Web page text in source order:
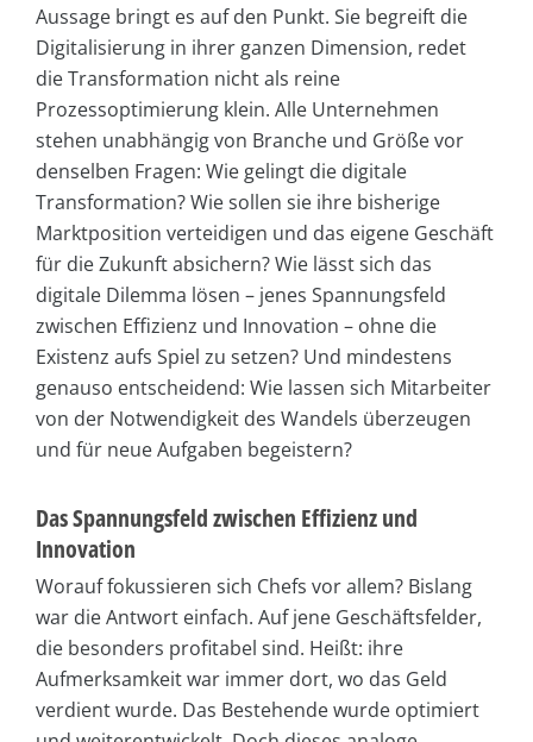
Aussage bringt es auf den Punkt. Sie begreift die
Digitalisierung in ihrer ganzen Dimension, redet
die Transformation nicht als reine
Prozessoptimierung klein. Alle Unternehmen
stehen unabhängig von Branche und Größe vor
denselben Fragen: Wie gelingt die digitale
Transformation? Wie sollen sie ihre bisherige
Marktposition verteidigen und das eigene Geschäft
für die Zukunft absichern? Wie lässt sich das
digitale Dilemma lösen – jenes Spannungsfeld
zwischen Effizienz und Innovation – ohne die
Existenz aufs Spiel zu setzen? Und mindestens
genauso entscheidend: Wie lassen sich Mitarbeiter
von der Notwendigkeit des Wandels überzeugen
und für neue Aufgaben begeistern?
Das Spannungsfeld zwischen Effizienz und
Innovation
Worauf fokussieren sich Chefs vor allem? Bislang
war die Antwort einfach. Auf jene Geschäftsfelder,
die besonders profitabel sind. Heißt: ihre
Aufmerksamkeit war immer dort, wo das Geld
verdient wurde. Das Bestehende wurde optimiert